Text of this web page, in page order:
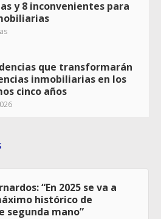
y 8 inconvenientes para
que transformarán
inmobiliarias en los
cinco años
“En 2025 se va a
histórico de
segunda mano”